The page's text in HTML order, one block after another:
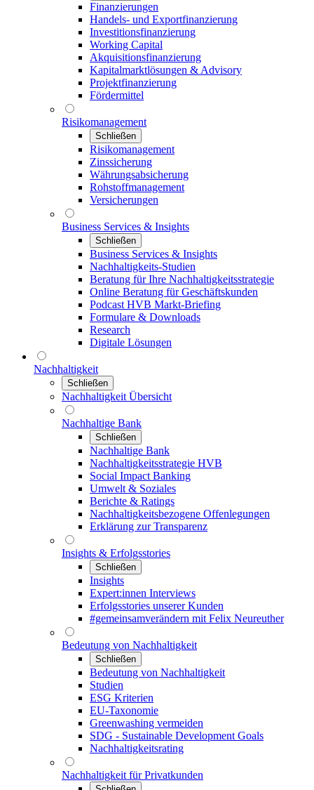
Finanzierungen
Handels- und Exportfinanzierung
Investitionsfinanzierung
Working Capital
Akquisitionsfinanzierung
Kapitalmarktlösungen & Advisory
Projektfinanzierung
Fördermittel
Risikomanagement
Schließen
Risikomanagement
Zinssicherung
Währungsabsicherung
Rohstoffmanagement
Versicherungen
Business Services & Insights
Schließen
Business Services & Insights
Nachhaltigkeits-Studien
Beratung für Ihre Nachhaltigkeitsstrategie
Online Beratung für Geschäftskunden
Podcast HVB Markt-Briefing
Formulare & Downloads
Research
Digitale Lösungen
Nachhaltigkeit
Schließen
Nachhaltigkeit Übersicht
Nachhaltige Bank
Schließen
Nachhaltige Bank
Nachhaltigkeitsstrategie HVB
Social Impact Banking
Umwelt & Soziales
Berichte & Ratings
Nachhaltigkeitsbezogene Offenlegungen
Erklärung zur Transparenz
Insights & Erfolgsstories
Schließen
Insights
Expert:innen Interviews
Erfolgsstories unserer Kunden
#gemeinsamverändern mit Felix Neureuther
Bedeutung von Nachhaltigkeit
Schließen
Bedeutung von Nachhaltigkeit
Studien
ESG Kriterien
EU-Taxonomie
Greenwashing vermeiden
SDG - Sustainable Development Goals
Nachhaltigkeitsrating
Nachhaltigkeit für Privatkunden